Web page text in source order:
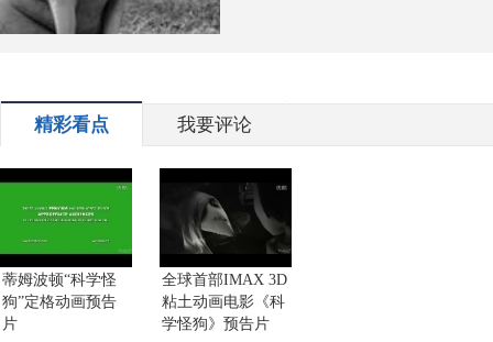
精彩看点 我要评论
蒂姆波顿“科学怪
狗”定格动画预告
片
全球首部IMAX 3D
粘土动画电影《科
学怪狗》预告片